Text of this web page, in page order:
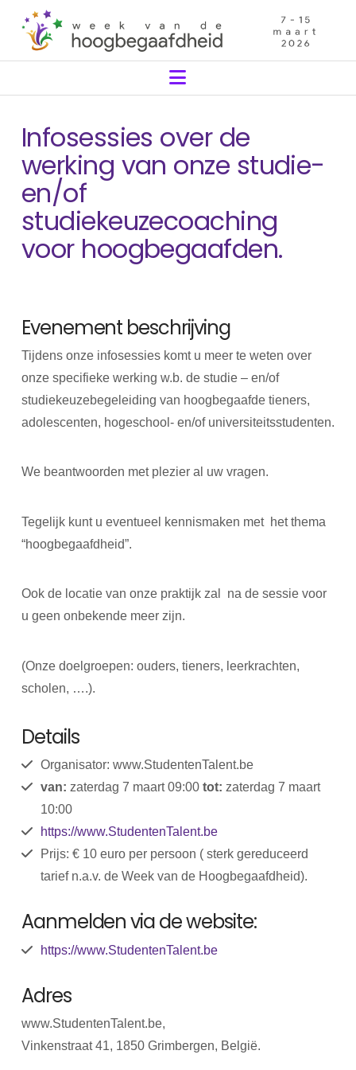
Navigation
Infosessies over de
werking van onze studie-
en/of
studiekeuzecoaching
voor hoogbegaafden.
Evenement beschrijving
Tijdens onze infosessies komt u meer te weten over
onze specifieke werking w.b. de studie – en/of
studiekeuzebegeleiding van hoogbegaafde tieners,
adolescenten, hogeschool- en/of universiteitsstudenten.
We beantwoorden met plezier al uw vragen.
Tegelijk kunt u eventueel kennismaken met het thema
“hoogbegaafdheid”.
Ook de locatie van onze praktijk zal na de sessie voor
u geen onbekende meer zijn.
(Onze doelgroepen: ouders, tieners, leerkrachten,
scholen, ….).
Details
Organisator: www.StudentenTalent.be
van: zaterdag 7 maart 09:00 tot: zaterdag 7 maart
10:00
https://www.StudentenTalent.be
Prijs: € 10 euro per persoon ( sterk gereduceerd
tarief n.a.v. de Week van de Hoogbegaafdheid).
Aanmelden via de website:
https://www.StudentenTalent.be
Adres
www.StudentenTalent.be,
Vinkenstraat 41, 1850 Grimbergen, België.